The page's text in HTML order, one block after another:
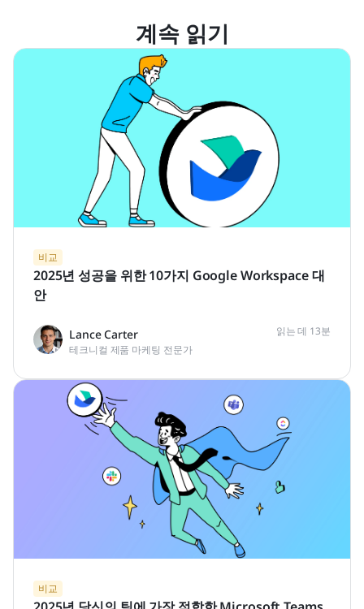
계속 읽기
비교
2025년 성공을 위한 10가지 Google Workspace 대
안
Lance Carter
테크니컬 제품 마케팅 전문가
읽는 데 13분
비교